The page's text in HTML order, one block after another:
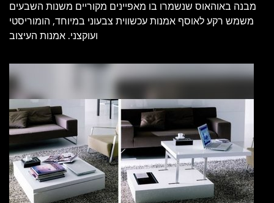
מבנה באוהאוס שנשמרו בו מאפיינים מקוריים משנות השבעים
משמש רקע לאוסף אמנות עכשווית צבעוני במיוחד, הומוריסטי
ועוקצני. אמנות העיצוב